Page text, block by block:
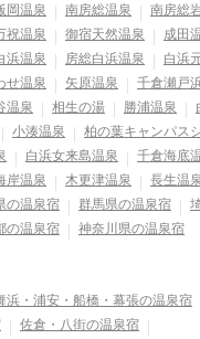
岡温泉 南房総温泉
南房総
温泉 御宿天然温泉
成田
浜温泉 房総白浜温泉
白浜
せ温泉 矢原温泉
千倉瀬戸
温泉 相生の湯 勝浦温泉
小湊温泉
柏の葉キャンパス
白浜女来島温泉 千倉海底
岸温泉 木更津温泉
長生温
の温泉宿 群馬県の温泉宿
の温泉宿 神奈川県の温泉宿
浜・浦安・船橋・幕張の温泉宿
佐倉・八街の温泉宿